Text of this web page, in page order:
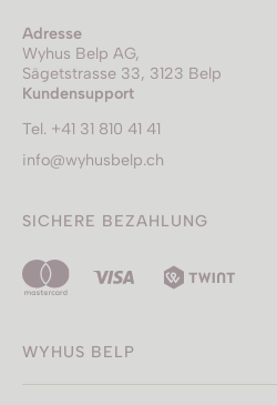
Adresse
Wyhus Belp AG,
Sägetstrasse 33, 3123 Belp
Kundensupport
Tel. +41 31 810 41 41
info@wyhusbelp.ch
SICHERE BEZAHLUNG
WYHUS BELP